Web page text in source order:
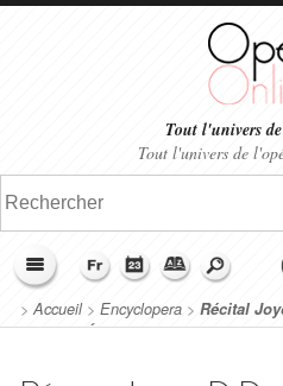
Tout l'univers
Tout l'univers de
>Accueil> Encyclopera > Récital
Champs-Élysées (2022)